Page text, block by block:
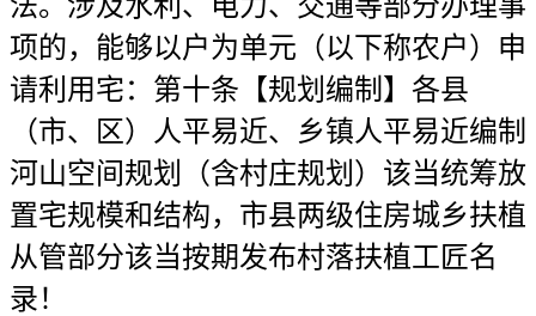
项的，能够以户为单元（以下称农户）申
请利用宅：第十条【规划编制】各县
（市、区）人平易近、乡镇人平易近编制
河山空间规划（含村庄规划）该当统筹放
置宅规模和结构，市县两级住房城乡扶植
从管部分该当按期发布村落扶植工匠名
录！